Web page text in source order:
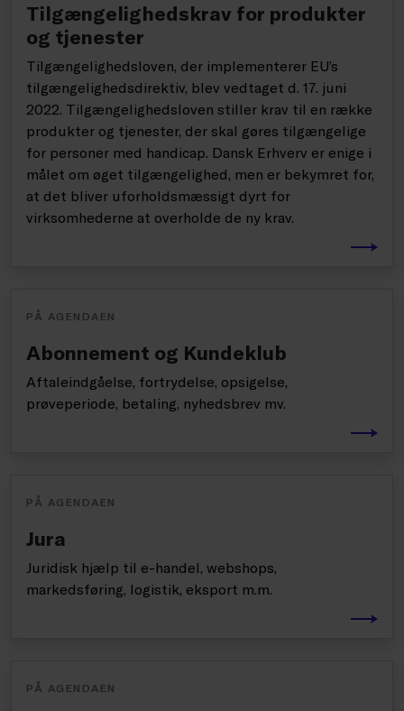
Tilgængelighedskrav for produkter
og tjenester
Tilgængelighedsloven, der implementerer EU’s
tilgængelighedsdirektiv, blev vedtaget d. 17. juni
2022. Tilgængelighedsloven stiller krav til en række
produkter og tjenester, der skal gøres tilgængelige
for personer med handicap. Dansk Erhverv er enige i
målet om øget tilgængelighed, men er bekymret for,
at det bliver uforholdsmæssigt dyrt for
virksomhederne at overholde de ny krav.
PÅ AGENDAEN
Abonnement og Kundeklub
Aftaleindgåelse, fortrydelse, opsigelse,
prøveperiode, betaling, nyhedsbrev mv.
PÅ AGENDAEN
Jura
Juridisk hjælp til e-handel, webshops,
markedsføring, logistik, eksport m.m.
PÅ AGENDAEN